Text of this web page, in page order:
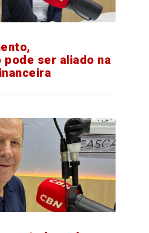
ser aliado na